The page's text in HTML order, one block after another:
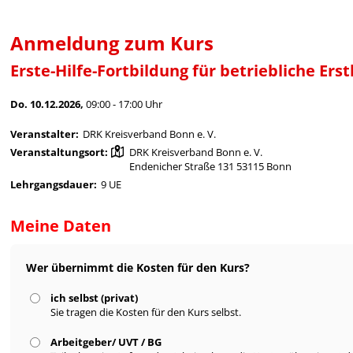
Anmeldung zum Kurs
Erste-Hilfe-Fortbildung für betriebliche
Do. 10.12.2026,09:00 - 17:00 Uhr
Veranstalter: DRK Kreisverband Bonn e. V.
Veranstaltungsort:
DRK Kreisverband Bonn e. V.
Endenicher Straße 131 53115 Bonn
Lehrgangsdauer: 9 UE
Meine Daten
Wer übernimmt die Kosten für den Kurs?
ich selbst (privat)
Sie tragen die Kosten für den Kurs selbst.
Arbeitgeber/ UVT / BG